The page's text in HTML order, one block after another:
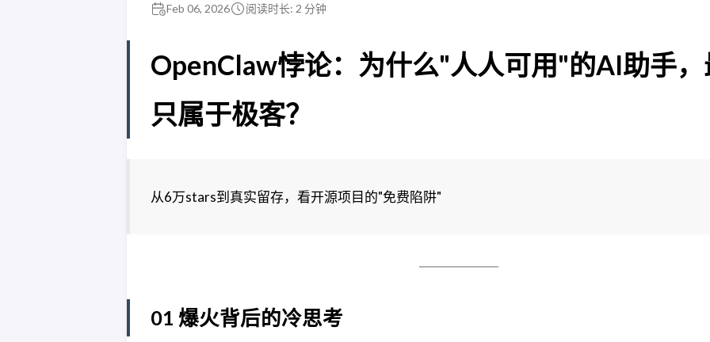
Feb 06, 2026 阅读时长: 2 分钟
OpenClaw悖论：为什么"人人可用"的AI助手
只属于极客？
从6万stars到真实留存，看开源项目的"免费陷阱"
01 爆火背后的冷思考